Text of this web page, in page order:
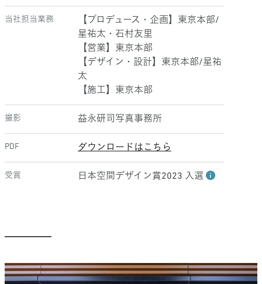
当社担当業務
【プロデュース・企画】東京本部/
星祐太・石村友里
【営業】東京本部
【デザイン・設計】東京本部/星祐
太
【施工】東京本部
撮影 益永研司写真事務所
PDF ダウンロードはこちら
受賞 日本空間デザイン賞2023 入選